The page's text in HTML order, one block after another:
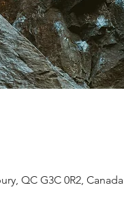
QC G3C 0R2, Canada